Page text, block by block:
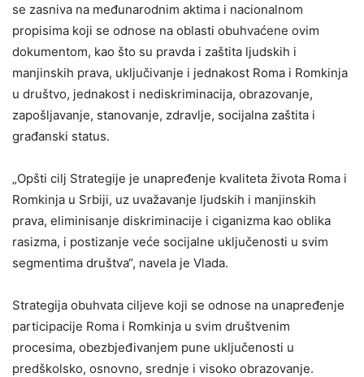
se zasniva na međunarodnim aktima i nacionalnom
propisima koji se odnose na oblasti obuhvaćene ovim
dokumentom, kao što su pravda i zaštita ljudskih i
manjinskih prava, uključivanje i jednakost Roma i Romkinja
u društvo, jednakost i nediskriminacija, obrazovanje,
zapošljavanje, stanovanje, zdravlje, socijalna zaštita i
građanski status.
„Opšti cilj Strategije je unapređenje kvaliteta života Roma i
Romkinja u Srbiji, uz uvažavanje ljudskih i manjinskih
prava, eliminisanje diskriminacije i ciganizma kao oblika
rasizma, i postizanje veće socijalne uključenosti u svim
segmentima društva“, navela je Vlada.
Strategija obuhvata ciljeve koji se odnose na unapređenje
participacije Roma i Romkinja u svim društvenim
procesima, obezbjeđivanjem pune uključenosti u
predškolsko, osnovno, srednje i visoko obrazovanje.